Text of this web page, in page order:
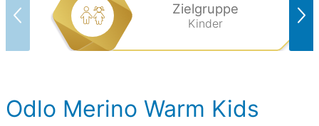
Zielgruppe
Kinder
Odlo Merino Warm Kids